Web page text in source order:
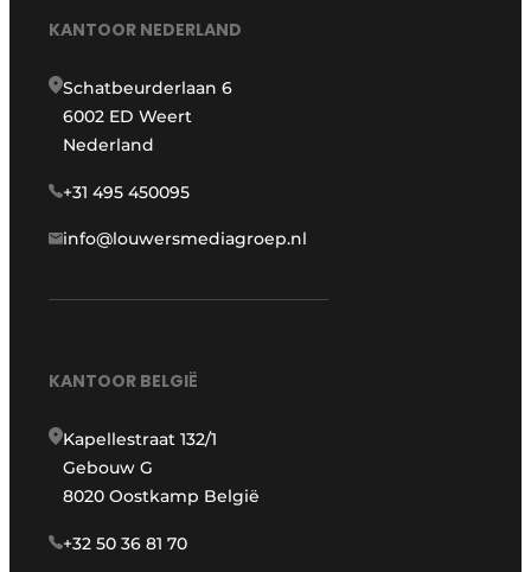
KANTOOR NEDERLAND
Schatbeurderlaan 6
6002 ED Weert
Nederland
+31 495 450095
info@louwersmediagroep.nl
KANTOOR BELGIË
Kapellestraat 132/1
Gebouw G
8020 Oostkamp België
+32 50 36 81 70